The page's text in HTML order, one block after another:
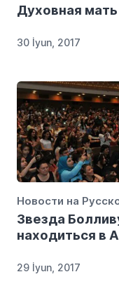
Духовная
30 İyun, 2017
Новости на
Звезда
находиться в
29 İyun, 2017